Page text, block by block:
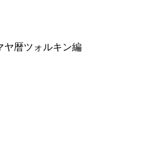
ヤ暦ツォルキン編